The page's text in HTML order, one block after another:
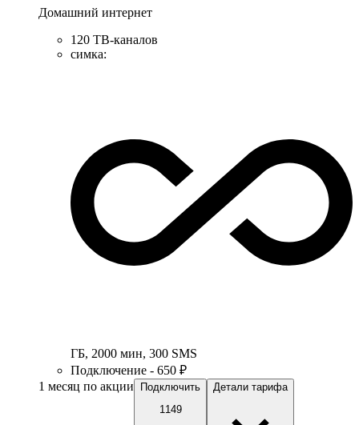
Домашний интернет
120 ТВ-каналов
симка:
ГБ, 2000 мин, 300 SMS
Подключение - 650 ₽
1 месяц по акции
Подключить
1149
Детали тарифа